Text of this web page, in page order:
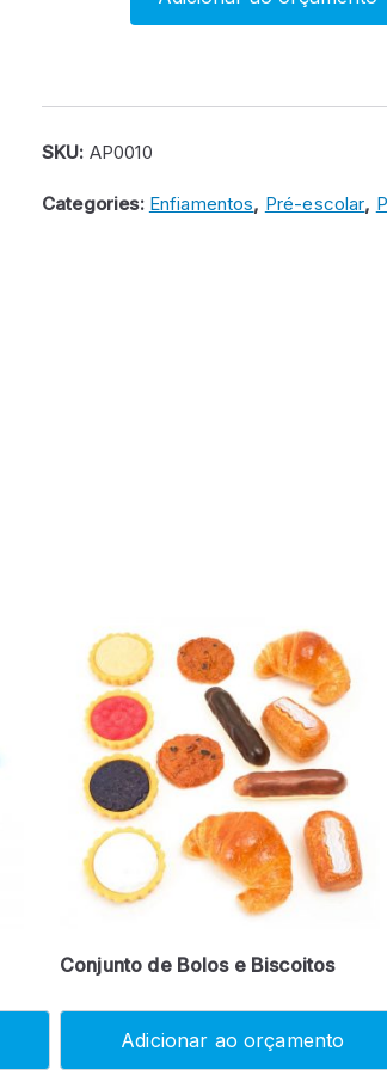
e
triagem
SKU: AP0010
Categories: Enfiamentos, Pré-escolar,
Conjunto de Bolos e Biscoitos
Adicionar ao orçamento